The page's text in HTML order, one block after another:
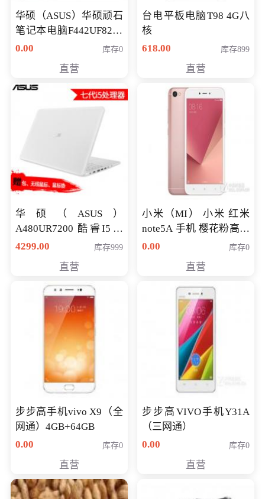
华硕（ASUS）华硕顽石
笔记本电脑F442UF8250
八代独显轻薄办公商务
0.00 库存0
直营
台电平板电脑T98 4G八
核
618.00
库存899
直营
华硕（ASUS）
A480UR7200 酷睿I5超
薄学生办公游戏独显笔
NV930-2G独
4299.00 库存999
直营
小米（MI） 小米 红米
note5A 手机 樱花粉高配
版 全网通(3G+32G)
0.00 库存0
直营
步步高手机vivo X9（全
网通）4GB+64GB
0.00
库存0
直营
步步高VIVO手机Y31A
（三网通）
0.00
库存0
直营